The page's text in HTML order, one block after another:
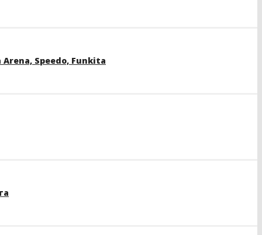
Speedo, Funkita